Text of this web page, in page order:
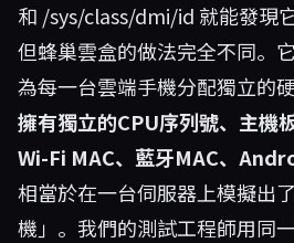
和 /sys/class/dmi/id 就能發現
但蜂巢雲盒的做法完全不同。
為每一台雲端手機分配獨立的硬
擁有獨立的CPU序列號、主機
Wi-Fi MAC、藍牙MAC、
相當於在一台伺服器上模擬出
機」。我們的測試工程師用同